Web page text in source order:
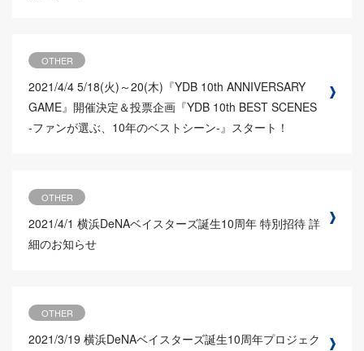
OTHER
2021/4/4 5/18(火)～20(木)『YDB 10th ANNIVERSARY
GAME』開催決定＆投票企画『YDB 10th BEST SCENES
-ファンが選ぶ、10年のベストシーン-』スタート！
OTHER
2021/4/1 横浜DeNAベイスターズ誕生10周年 特別招待 詳
細のお知らせ
OTHER
2021/3/19 横浜DeNAベイスターズ誕生10周年プロジェク